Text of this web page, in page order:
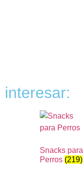
interesar:
Snacks para
Perros (219)